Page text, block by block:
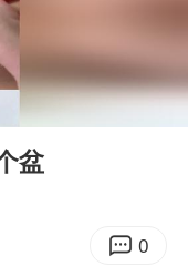
美元关税
是人情买卖”
小伙靠AI减肥 45天瘦40斤进了ICU
01:02
盆
0